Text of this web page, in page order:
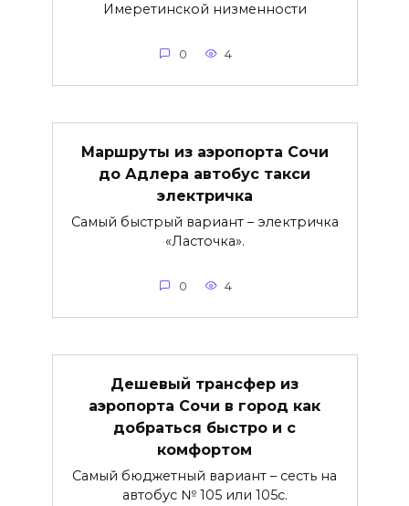
Имеретинской низменности
0 4
Маршруты из аэропорта Сочи
до Адлера автобус такси
электричка
Самый быстрый вариант – электричка
«Ласточка».
0 4
Дешевый трансфер из
аэропорта Сочи в город как
добраться быстро и с
комфортом
Самый бюджетный вариант – сесть на
автобус № 105 или 105с.